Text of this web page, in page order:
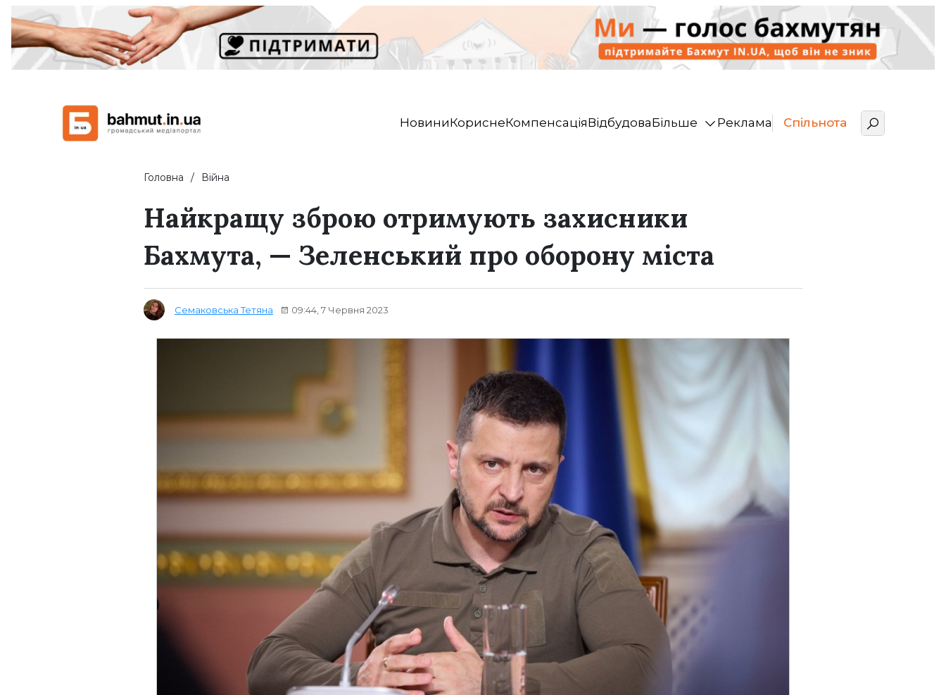
НовиниКориснеКомпенсаціяВідбудоваБільше Реклама Спільнота
Головна Війна
Найкращу зброю отримують захисники
Бахмута, — Зеленський про оборону міста
Семаковська Тетяна 09:44, 7 Червня 2023